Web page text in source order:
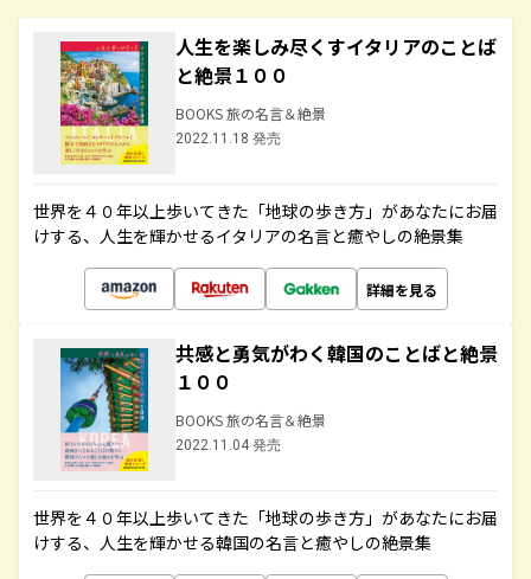
人生を楽しみ尽くすイタリアのことば
と絶景１００
BOOKS 旅の名言＆絶景
2022.11.18 発売
世界を４０年以上歩いてきた「地球の歩き方」があなたにお届
けする、人生を輝かせるイタリアの名言と癒やしの絶景集
詳細を見る
共感と勇気がわく韓国のことばと絶景
１００
BOOKS 旅の名言＆絶景
2022.11.04 発売
世界を４０年以上歩いてきた「地球の歩き方」があなたにお届
けする、人生を輝かせる韓国の名言と癒やしの絶景集